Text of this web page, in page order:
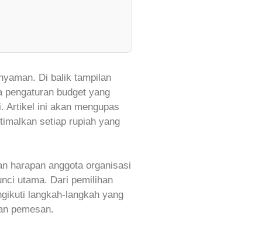
Di balik tampilan
pengaturan budget yang
Artikel ini akan mengupas
setiap rupiah yang
harapan anggota organisasi
utama. Dari pemilihan
langkah‑langkah yang
pemesan.